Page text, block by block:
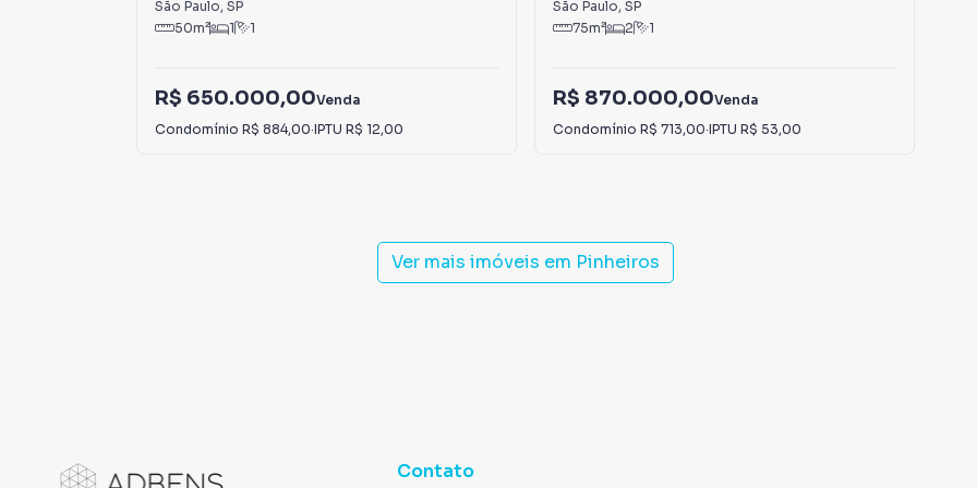
São Paulo, SP
50m² 1 1
R$ 650.000,00Venda
Condomínio R$ 884,00·IPTU R$ 12,00
São Paulo, SP
75m² 2 1
R$ 870.000,00Venda
Condomínio R$ 713,00·IPTU R$ 53,00
Ver mais imóveis em Pinheiros
Contato